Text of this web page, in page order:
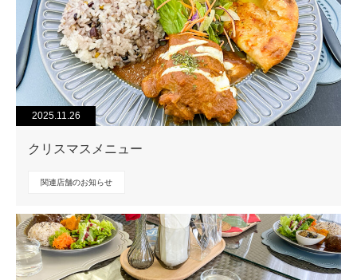
2025.11.26
クリスマスメニュー
関連店舗のお知らせ